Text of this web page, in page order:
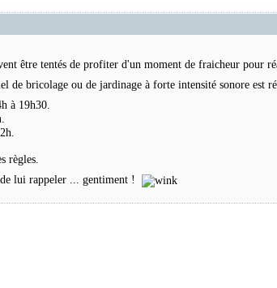
être tentés de profiter d'un moment de fraicheur pour
de bricolage ou de jardinage à forte intensité sonore est
à 19h30.
règles.
lui rappeler ... gentiment !